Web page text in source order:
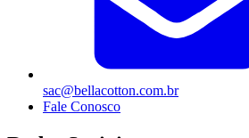
sac@bellacotton.com.br
Fale Conosco